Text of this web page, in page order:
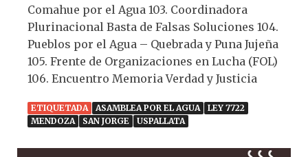
Comahue por el Agua 103. Coordinadora
Plurinacional Basta de Falsas Soluciones 104.
Pueblos por el Agua – Quebrada y Puna Jujeña
105. Frente de Organizaciones en Lucha (FOL)
106. Encuentro Memoria Verdad y Justicia
ETIQUETADA ASAMBLEA POR EL AGUA
LEY 7722
MENDOZA
SAN JORGE USPALLATA